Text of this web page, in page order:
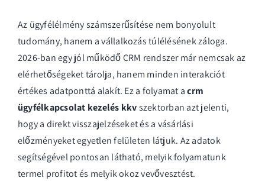
Az ügyfélélmény számszerűsítése nem bonyolult
tudomány, hanem a vállalkozás túlélésének záloga.
2026-ban egy jól működőCRM rendszermár nemcsak az
elérhetőségeket tárolja, hanem minden interakciót
értékes adatponttá alakít. Ez a folyamat acrm
ügyfélkapcsolat kezelés kkvszektorban azt jelenti,
hogy a direkt visszajelzéseket és a vásárlási
előzményeket egyetlen felületen látjuk. Az adatok
segítségével pontosan látható, melyik folyamatunk
termel profitot és melyik okoz vevővesztést.